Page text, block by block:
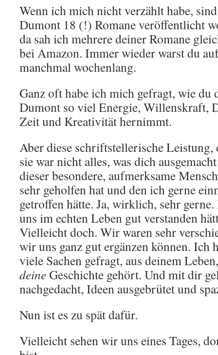
Wenn ich mich nicht verzählt habe,
Dumont 18 (!) Romane veröffentlicht
da sah ich mehrere deiner Romane
bei Amazon. Immer wieder warst du
manchmal wochenlang.
Ganz oft habe ich mich gefragt, wie du
Dumont so viel Energie, Willenskraft,
Zeit und Kreativität hernimmt.
Aber diese schriftstellerische
sie war nicht alles, was dich
dieser besondere, aufmerksame
sehr geholfen hat und den ich gerne
getroffen hätte. Ja, wirklich, sehr
uns im echten Leben gut verstanden
Vielleicht doch. Wir waren sehr
wir uns ganz gut ergänzen können. Ich
viele Sachen gefragt, aus deinem
deineGeschichte gehört. Und mit dir
nachgedacht, Ideen ausgebrütet und
Nun ist es zu spät dafür.
Vielleicht sehen wir uns eines Tages,